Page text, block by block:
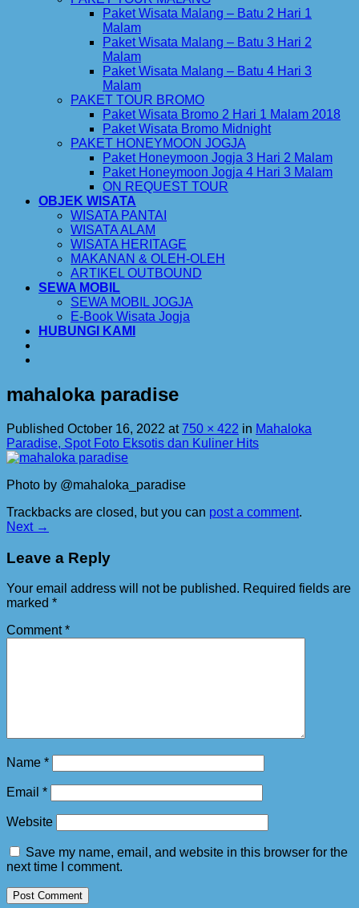
Paket Wisata Malang – Batu 2 Hari 1
Malam
Paket Wisata Malang – Batu 3 Hari 2
Malam
Paket Wisata Malang – Batu 4 Hari 3
Malam
PAKET TOUR BROMO
Paket Wisata Bromo 2 Hari 1 Malam 2018
Paket Wisata Bromo Midnight
PAKET HONEYMOON JOGJA
Paket Honeymoon Jogja 3 Hari 2 Malam
Paket Honeymoon Jogja 4 Hari 3 Malam
ON REQUEST TOUR
OBJEK WISATA
WISATA PANTAI
WISATA ALAM
WISATA HERITAGE
MAKANAN & OLEH-OLEH
ARTIKEL OUTBOUND
SEWA MOBIL
SEWA MOBIL JOGJA
E-Book Wisata Jogja
HUBUNGI KAMI
mahaloka paradise
Published October 16, 2022 at750 × 422 in Mahaloka
Paradise, Spot Foto Eksotis dan Kuliner Hits
Photo by @mahaloka_paradise
Trackbacks are closed, but you can post a comment.
Next →
Leave a Reply
Your email address will not be published. Required fields are
marked *
Comment*
Name *
Email *
Website
Save my name, email, and website in this browser for the
next time I comment.